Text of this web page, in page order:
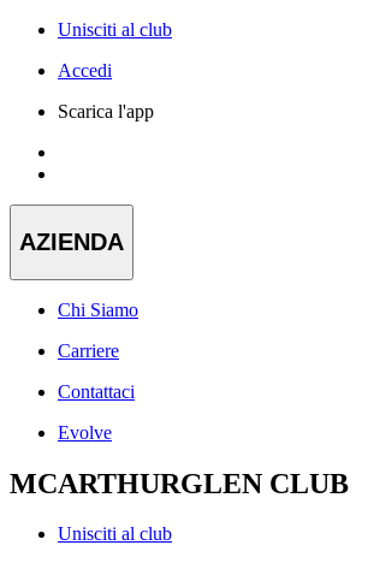
Unisciti al club
Accedi
Scarica l'app
AZIENDA
Chi Siamo
Carriere
Contattaci
Evolve
MCARTHURGLEN CLUB
Unisciti al club